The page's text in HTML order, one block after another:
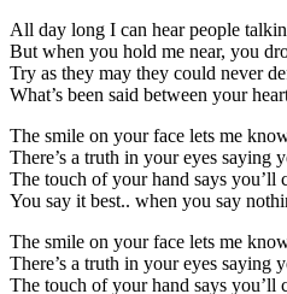
All day long I can hear people
But when you hold me near, you
Try as they may they could never
What’s been said between your
The smile on your face lets me
There’s a truth in your eyes saying
The touch of your hand says you’ll
You say it best.. when you say
The smile on your face lets me
There’s a truth in your eyes saying
The touch of your hand says you’ll